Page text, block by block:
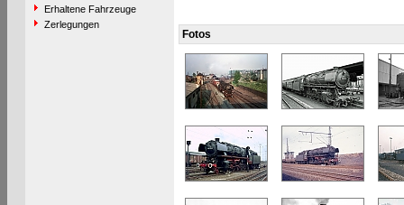
Erhaltene Fahrzeuge
Zerlegungen
Fotos